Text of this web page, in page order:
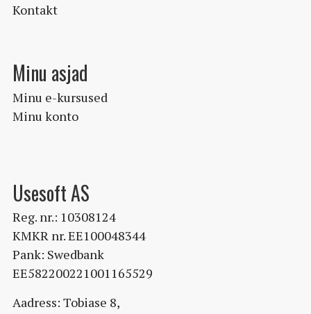
Kontakt
Minu asjad
Minu e-kursused
Minu konto
Usesoft AS
Reg. nr.: 10308124
KMKR nr. EE100048344
Pank: Swedbank
EE582200221001165529
Aadress: Tobiase 8,